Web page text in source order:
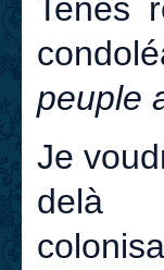
Tenès
peuple
Je
delà